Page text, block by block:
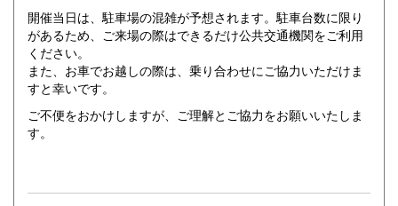
開催当日は、駐車場の混雑が予想されます。駐車台数に限り
があるため、ご来場の際はできるだけ公共交通機関をご利用
ください。
また、お車でお越しの際は、乗り合わせにご協力いただけま
すと幸いです。
ご不便をおかけしますが、ご理解とご協力をお願いいたしま
す。